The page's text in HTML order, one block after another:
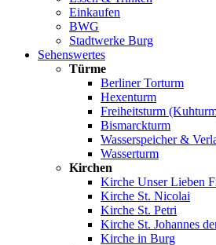
Einkaufen
BWG
Stadtwerke Burg
Sehenswertes
Türme
Berliner Torturm
Hexenturm
Freiheitsturm
Bismarckturm
Wasserspeicher &
Wasserturm
Kirchen
Kirche Unser Lieben
Kirche St. Nicolai
Kirche St. Petri
Kirche St. Johannes
Kirche in Burg